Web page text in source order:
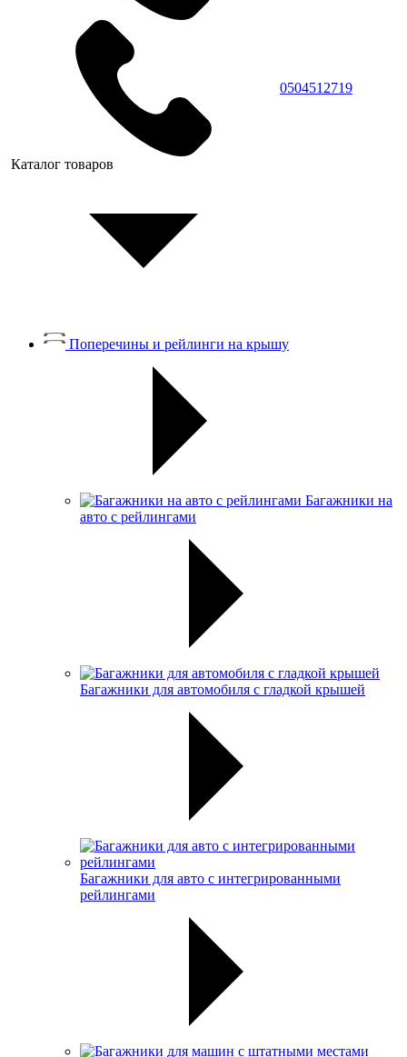
0504512719
Каталог товаров
Поперечины и рейлинги на крышу
Багажники на
авто с рейлингами
Багажники для автомобиля с гладкой крышей
Багажники для авто с интегрированными
рейлингами